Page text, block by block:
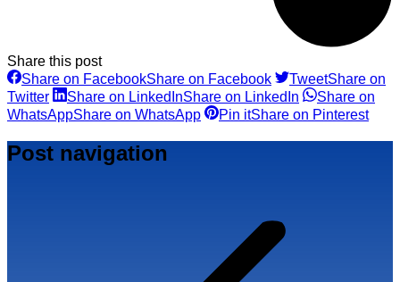
Share this post
Share on FacebookShare on Facebook TweetShare on
Twitter
Share on LinkedInShare on LinkedIn
Share on
WhatsAppShare on WhatsApp Pin itShare on Pinterest
Post navigation